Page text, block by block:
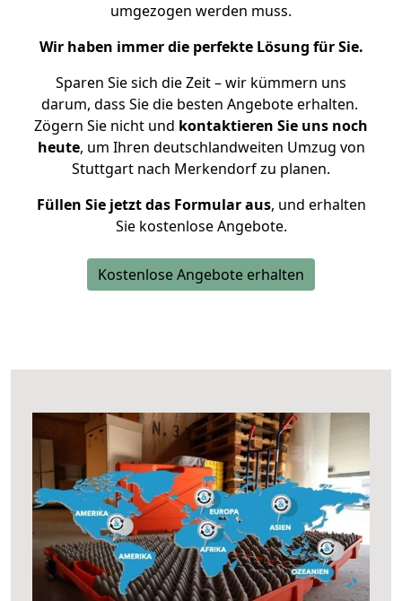
umgezogen werden muss.
Wir haben immer die perfekte Lösung für Sie.
Sparen Sie sich die Zeit – wir kümmern uns
darum, dass Sie die besten Angebote erhalten.
Zögern Sie nicht und kontaktieren Sie uns noch
heute, um Ihren deutschlandweiten Umzug von
Stuttgart nach Merkendorf zu planen.
Füllen Sie jetzt das Formular aus, und erhalten
Sie kostenlose Angebote.
Kostenlose Angebote erhalten